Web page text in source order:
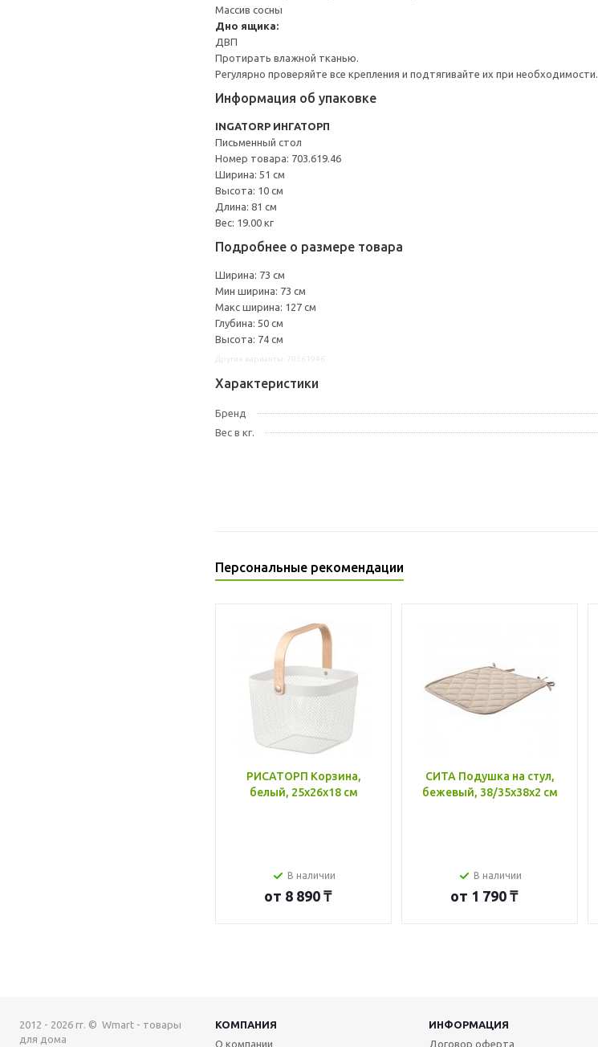
Массив сосны
Дно ящика:
ДВП
Протирать влажной тканью.
Регулярно проверяйте все крепления и подтягивайте их при необходимости.
Информация об упаковке
INGATORP ИНГАТОРП
Письменный стол
Номер товара: 703.619.46
Ширина: 51 см
Высота: 10 см
Длина: 81 см
Вес: 19.00 кг
Подробнее о размере товара
Ширина: 73 см
Мин ширина: 73 см
Макс ширина: 127 см
Глубина: 50 см
Высота: 74 см
Характеристики
Бренд
Вес в кг.
Персональные рекомендации
РИСАТОРП Корзина,
белый, 25x26x18 см
В наличии
от 8 890 ₸
СИТА Подушка на стул,
бежевый, 38/35x38x2 см
В наличии
от 1 790 ₸
2012 - 2026 гг. © Wmart - товары
для дома
КОМПАНИЯ
ИНФОРМАЦИЯ
О компании
Договор оферта